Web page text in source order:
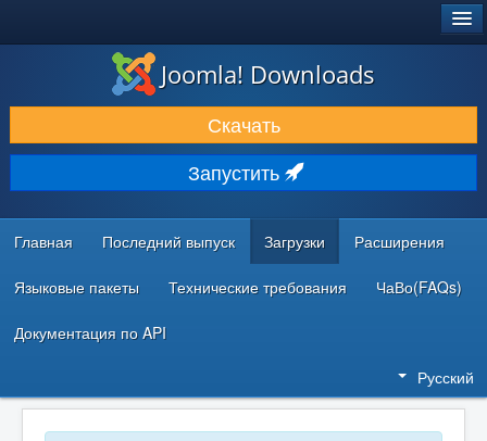
ЗАГРУЗКИ И РАСШИРЕНИЯ
ДОКУМЕНТАЦИЯ И ОБУЧЕНИЕ
СООБЩЕСТВО И ПОДДЕРЖКА
РЕСУРСЫ ДЛЯ РАЗРАБОТЧИКОВ
Joomla! Downloads
Скачать
Запустить
Главная Последний выпуск Загрузки Расширения
Языковые пакеты Технические требования ЧаВо(FAQs)
Документация по API
Русский